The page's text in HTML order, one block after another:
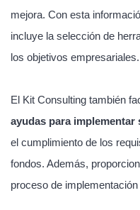
mejora. Con esta
incluye la selección de
los objetivos empresariales.
El Kit Consulting también
ayudas para
el cumplimiento de los
fondos. Además,
proceso de